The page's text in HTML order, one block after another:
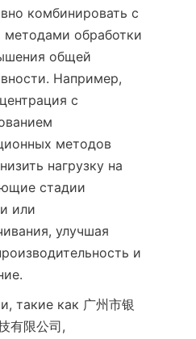
комбинировать с
методами обработки
общей
Например,
с
методов
нагрузку на
стадии
или
улучшая
и
такие как 广州市银
有限公司,